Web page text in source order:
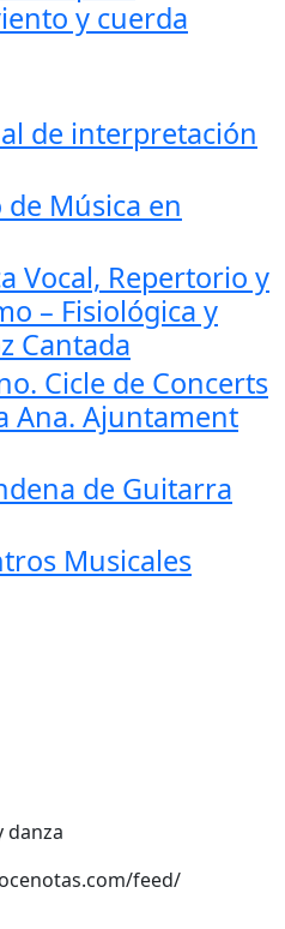
y cuerda
de interpretación
de Música en
Vocal, Repertorio y
– Fisiológica y
Cantada
Cicle de Concerts
Ana. Ajuntament
de Guitarra
Musicales
danza
feed/